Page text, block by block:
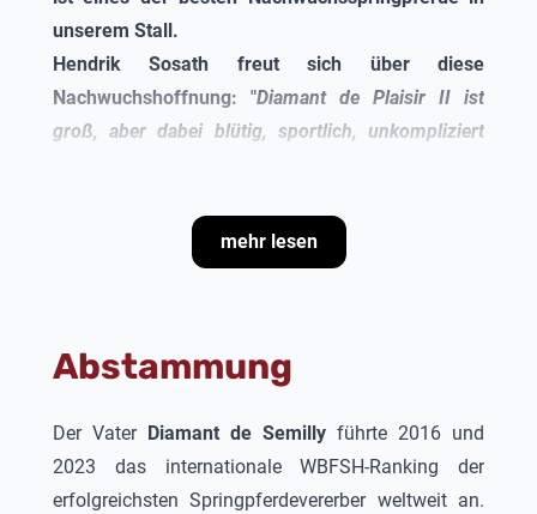
unserem Stall.
Hendrik Sosath freut sich über diese
Nachwuchshoffnung: "Diamant de Plaisir II ist
groß, aber dabei blütig, sportlich, unkompliziert
Diamant de Plaisir IIkonnte bereits vierjährig
Elmloher Reitertagen.
Springpferdeprüfungen der Klasse L mit Wertnoten
bis 9,0 gewinnen sowie Reservesiege in seinen
ersten Springpferdeprüfungen der Klasse M
mehr lesen
Abstammung
Der Vater Diamant de Semilly führte 2016 und
2023 das internationale WBFSH-Ranking der
erfolgreichsten Springpferdevererber weltweit an.